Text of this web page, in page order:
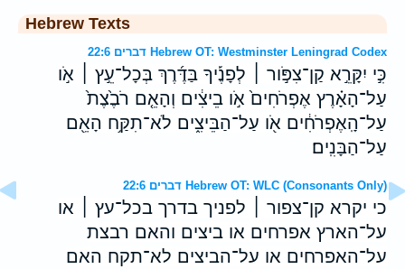
Hebrew Texts
דברים 22:6 Hebrew OT: Westminster Leningrad Codex
כִּ֣י יִקָּרֵ֣א קַן־צִפֹּ֣ור ׀ לְפָנֶ֡יךָ בַּדֶּ֜רֶךְ בְּכָל־עֵ֣ץ ׀ אֹ֣ו
עַל־הָאָ֗רֶץ אֶפְרֹחִים֙ אֹ֣ו בֵיצִ֔ים וְהָאֵ֤ם רֹבֶ֙צֶת֙
עַל־הָֽאֶפְרֹחִ֔ים אֹ֖ו עַל־הַבֵּיצִ֑ים לֹא־תִקַּ֥ח הָאֵ֖ם
עַל־הַבָּנִֽים׃
דברים 22:6 Hebrew OT: WLC (Consonants Only)
כי יקרא קן־צפור ׀ לפניך בדרך בכל־עץ ׀ או
על־הארץ אפרחים או ביצים והאם רבצת
על־האפרחים או על־הביצים לא־תקח האם